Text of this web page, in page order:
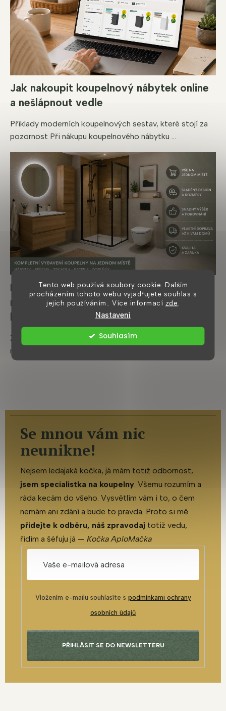
Tento web používá soubory cookie. Dalším
procházením tohoto webu vyjadřujete souhlas s
jejich používáním.. Více informací zde
Nastavení
Souhlasím
Jak nakoupit koupelnový nábytek online
a nešlápnout vedle
Příklady moderních koupelnových sestav, které stojí za
pozornost Při nákupu koupelnového nábytku ...
Kde koupit kompletní vybavení koupelny
na jednom místě? Průvodce moderní
koupelnou
Zařizujete novou koupelnu a nechcete objednávat
nábytek, sprchový kout, zrcadlo a doplňky z několika...
Se mnou vám nic
neunikne!
Nejsem ledajaká kočka, já mám totiž odbornost,
jsem specialistka na koupelny. Všemu rozumím a
ráda kecám do všeho. Vysvětlím vám i to, o čem
nemám ani zdání a bude to pravda. Proto si mě
přidejte k odběru, náš zpravodaj totiž vedu,
řídím a šéfuju já — Kočka AploMačka
Vložením e-mailu souhlasíte s podmínkami ochrany
osobních údajů
PŘIHLÁSIT SE DO NEWSLETTERU